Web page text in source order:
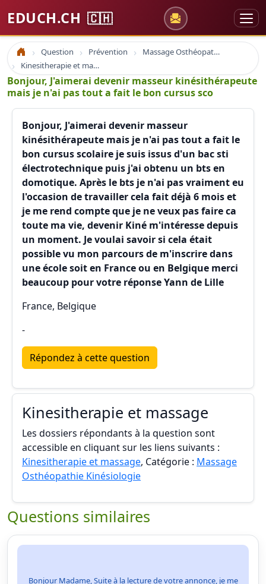
EDUCH.CH 🇨🇭
Accueil Question Prévention
Massage Osthéopathie Kinésiologie
Kinesitherapie et massage
Bonjour, J'aimerai devenir masseur kinésithérapeute
mais je n'ai pas tout a fait le bon cursus sco
Bonjour, J'aimerai devenir masseur
kinésithérapeute mais je n'ai pas tout a fait le
bon cursus scolaire je suis issus d'un bac sti
électrotechnique puis j'ai obtenu un bts en
domotique. Après le bts je n'ai pas vraiment eu
l'occasion de travailler cela fait déjà 6 mois et
je me rend compte que je ne veux pas faire ca
toute ma vie, devenir Kiné m'intéresse depuis
un moment. Je voulai savoir si cela était
possible vu mon parcours de m'inscrire dans
une école soit en France ou en Belgique merci
beaucoup pour votre réponse Yann de Lille
France, Belgique
-
Répondez à cette question
Kinesitherapie et massage
Les dossiers répondants à la question sont
accessible en cliquant sur les liens suivants :
Kinesitherapie et massage, Catégorie : Massage
Osthéopathie Kinésiologie
Questions similaires
Bonjour Madame, Suite à la lecture de votre annonce, je me